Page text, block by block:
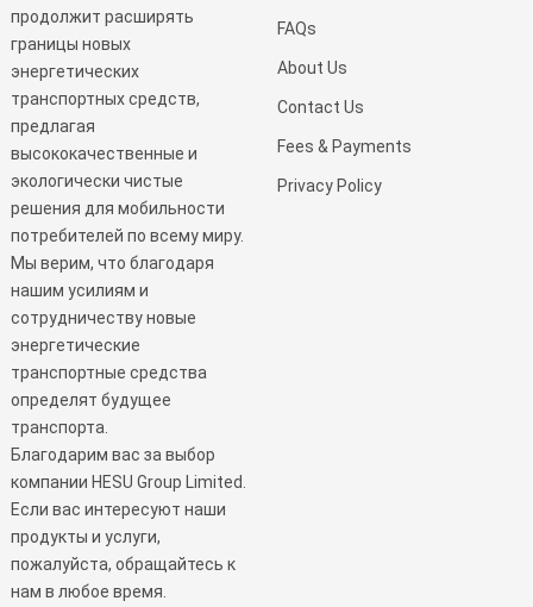
продолжит расширять
границы новых
энергетических
транспортных средств,
предлагая
высококачественные и
экологически чистые
решения для мобильности
потребителей по всему миру.
Мы верим, что благодаря
нашим усилиям и
сотрудничеству новые
энергетические
транспортные средства
определят будущее
транспорта.
Благодарим вас за выбор
компании HESU Group Limited.
Если вас интересуют наши
продукты и услуги,
пожалуйста, обращайтесь к
нам в любое время.
FAQs
About Us
Contact Us
Fees & Payments
Privacy Policy